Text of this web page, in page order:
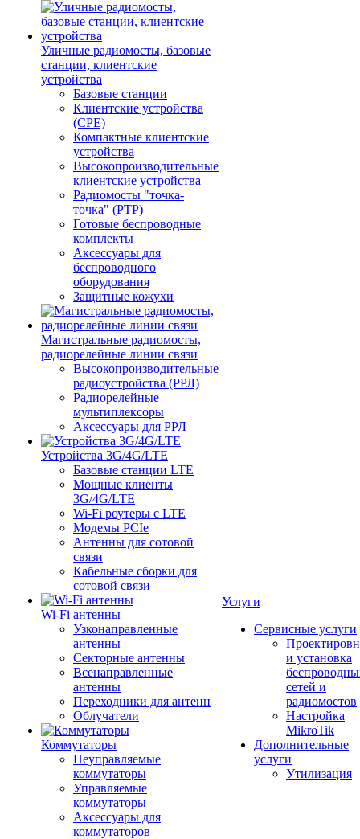
Уличные радиомосты, базовые
станции, клиентские
устройства
Базовые станции
Клиентские устройства
(CPE)
Компактные клиентские
устройства
Высокопроизводительные
клиентские устройства
Радиомосты "точка-
точка" (PTP)
Готовые беспроводные
комплекты
Аксессуары для
беспроводного
оборудования
Защитные кожухи
Магистральные радиомосты,
радиорелейные линии связи
Высокопроизводительные
радиоустройства (РРЛ)
Радиорелейные
мультиплексоры
Аксессуары для РРЛ
Устройства 3G/4G/LTE
Базовые станции LTE
Мощные клиенты
3G/4G/LTE
Wi-Fi роутеры с LTE
Модемы PCIe
Антенны для сотовой
связи
Кабельные сборки для
сотовой связи
Wi-Fi антенны
Узконаправленные
антенны
Секторные антенны
Всенаправленные
антенны
Переходники для антенн
Облучатели
Коммутаторы
Неуправляемые
коммутаторы
Управляемые
коммутаторы
Аксессуары для
коммутаторов
Услуги
Сервисные услуги
и установка
сетей и
радиомостов
Настройка
MikroTik
Дополнительные
услуги
Утилизация